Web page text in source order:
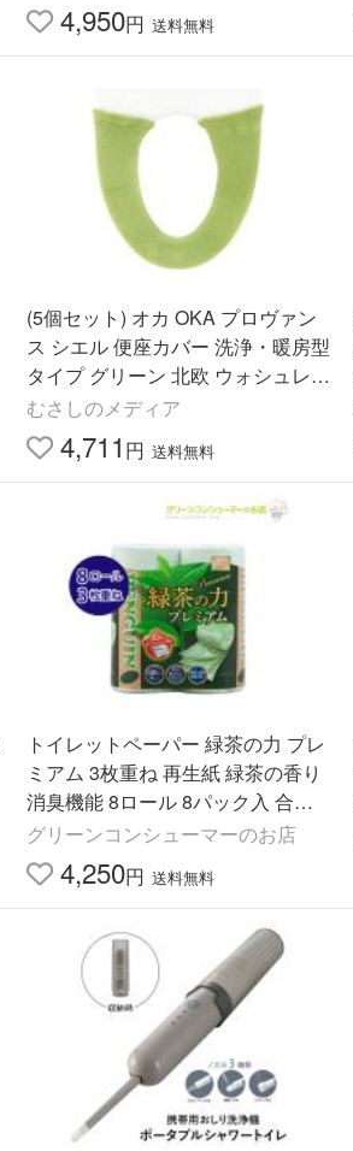
4,950円 送料無料
(5個セット) オカ OKA プロヴァン
ス シエル 便座カバー 洗浄・暖房型
タイプ グリーン 北欧 ウォシュレッ
ト やわらかい 抗菌
むさしのメディア
4,711 円 送料無料
トイレットペーパー 緑茶の力 プレ
ミアム 3枚重ね 再生紙 緑茶の香り
消臭機能 8ロール 8パック入 合計6
4ロール ギフト まとめ買い 丸富製
紙 1996
グリーンコンシューマーのお店
4,250円 送料無料